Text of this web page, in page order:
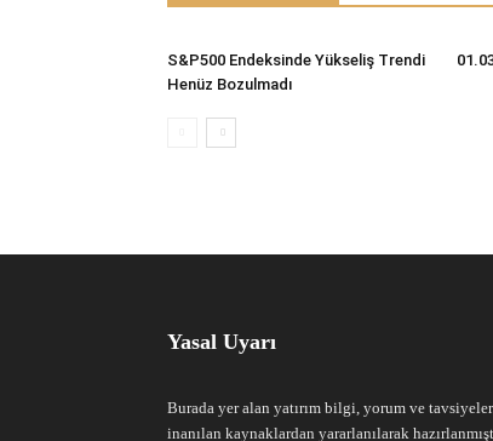
S&P500 Endeksinde Yükseliş Trendi
Henüz Bozulmadı
Yasal Uyarı
Burada yer alan yatırım bilgi, yorum ve
inanılan kaynaklardan yararlanılarak